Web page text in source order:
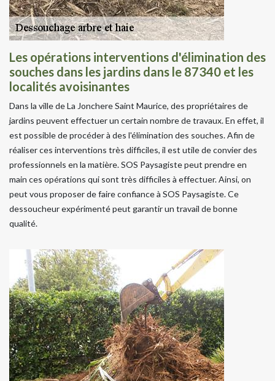
Les opérations interventions d'élimination des
souches dans les jardins dans le 87340 et les
localités avoisinantes
Dans la ville de La Jonchere Saint Maurice, des propriétaires de
jardins peuvent effectuer un certain nombre de travaux. En effet, il
est possible de procéder à des l'élimination des souches. Afin de
réaliser ces interventions très difficiles, il est utile de convier des
professionnels en la matière. SOS Paysagiste peut prendre en
main ces opérations qui sont très difficiles à effectuer. Ainsi, on
peut vous proposer de faire confiance à SOS Paysagiste. Ce
dessoucheur expérimenté peut garantir un travail de bonne
qualité.